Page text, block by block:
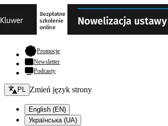
Promocje- otwiera się w nowej karcie
Newsletter
Podcasty
Zmień język - bieżący:
PL Zmień język strony
English (EN)
Українська (UA)